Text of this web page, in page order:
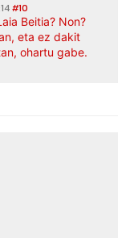
#10
Beitia? Non?
eta ez dakit
ohartu gabe.